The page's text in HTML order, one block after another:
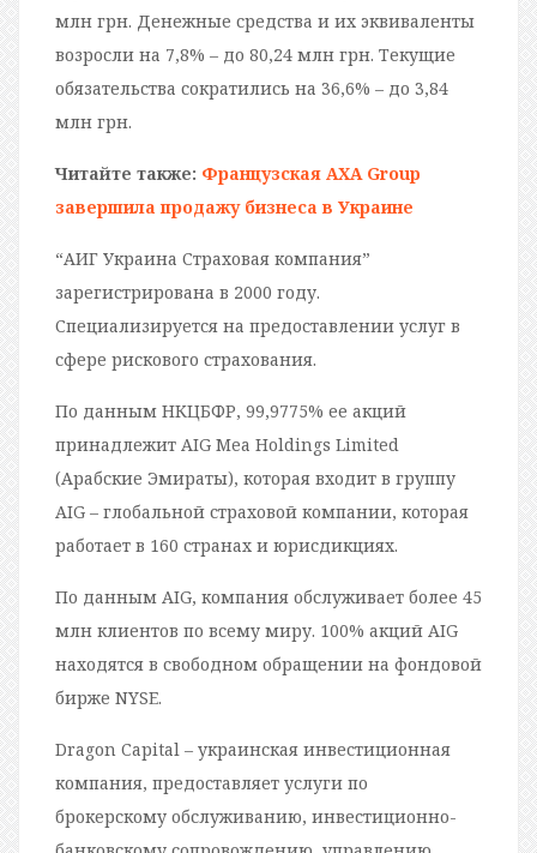
млн грн. Денежные средства и их эквиваленты
возросли на 7,8% – до 80,24 млн грн. Текущие
обязательства сократились на 36,6% – до 3,84
млн грн.
Читайте также: Французская АХА Group
завершила продажу бизнеса в Украине
“АИГ Украина Страховая компания”
зарегистрирована в 2000 году.
Специализируется на предоставлении услуг в
сфере рискового страхования.
По данным НКЦБФР, 99,9775% ее акций
принадлежит AIG Mea Holdings Limited
(Арабские Эмираты), которая входит в группу
AIG – глобальной страховой компании, которая
работает в 160 странах и юрисдикциях.
По данным AIG, компания обслуживает более 45
млн клиентов по всему миру. 100% акций AIG
находятся в свободном обращении на фондовой
бирже NYSE.
Dragon Capital – украинская инвестиционная
компания, предоставляет услуги по
брокерскому обслуживанию, инвестиционно-